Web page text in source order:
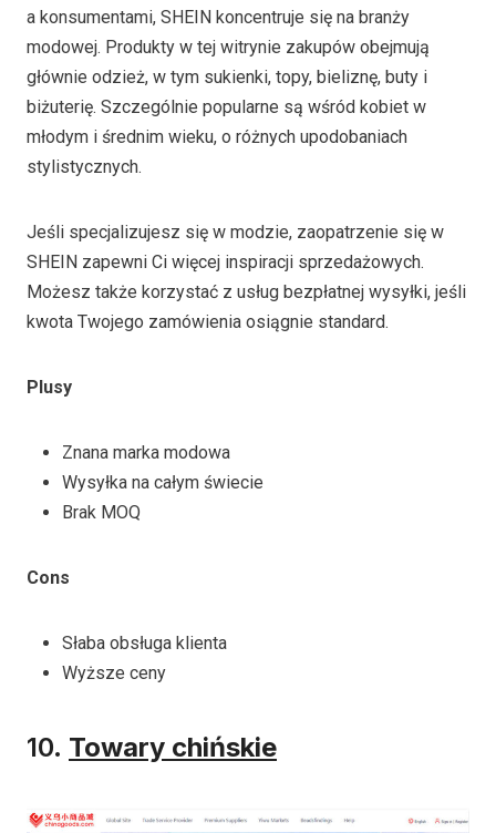
a konsumentami, SHEIN koncentruje się na branży
modowej. Produkty w tej witrynie zakupów obejmują
głównie odzież, w tym sukienki, topy, bieliznę, buty i
biżuterię. Szczególnie popularne są wśród kobiet w
młodym i średnim wieku, o różnych upodobaniach
stylistycznych.
Jeśli specjalizujesz się w modzie, zaopatrzenie się w
SHEIN zapewni Ci więcej inspiracji sprzedażowych.
Możesz także korzystać z usług bezpłatnej wysyłki, jeśli
kwota Twojego zamówienia osiągnie standard.
Plusy
Znana marka modowa
Wysyłka na całym świecie
Brak MOQ
Cons
Słaba obsługa klienta
Wyższe ceny
10. Towary chińskie